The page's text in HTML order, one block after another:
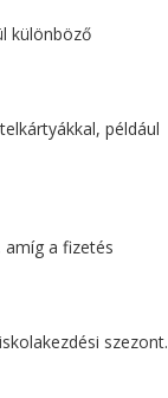
különböző
például
amíg a fizetés
szezont.